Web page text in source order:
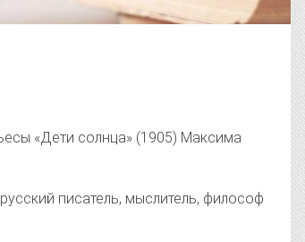
«Дети солнца» (1905) Максима
писатель, мыслитель, философ